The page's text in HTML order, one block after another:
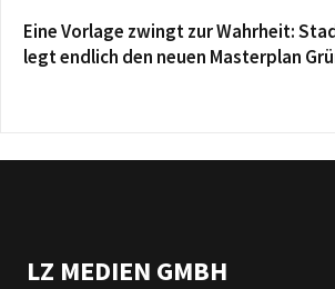
Eine Vorlage zwingt zur Wahrheit:
legt endlich den neuen Masterplan
LZ MEDIEN GMBH